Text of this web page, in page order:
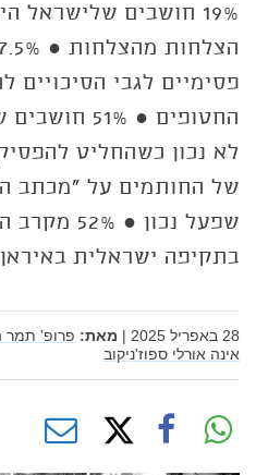
19% חושבים שלישראל
פסימיים לגבי
החטופים ●
לא נכון כשהחליט
שפעל נכון
בתקיפה ישראלית
28 באפריל 2025 | מאת: פרופ' תמר
אינה אורלי ספוז'ניקוב